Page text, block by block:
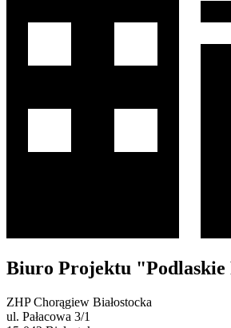
Biuro Projektu "Podlaskie
ZHP Chorągiew Białostocka
ul. Pałacowa 3/1